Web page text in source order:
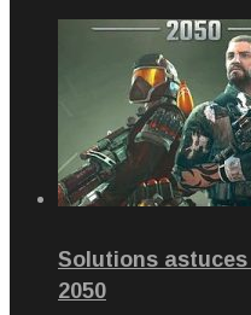
Solutions
2050